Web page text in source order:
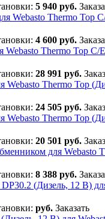
5 940 руб.
Webasto Thermo Top
4 600 руб.
Webasto Thermo Top C/
28 991 руб.
Webasto Thermo Top
24 505 руб.
Webasto Thermo Top
20 501 руб.
для Webasto
8 388 руб.
(Дизель, 12 В)
руб. Заказать